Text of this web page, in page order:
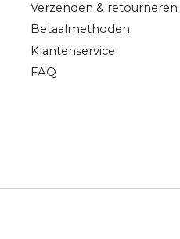
Verzenden & retourneren
Betaalmethoden
Klantenservice
FAQ